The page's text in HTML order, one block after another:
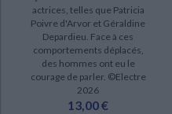
actrices, telles que Patricia
Poivre d'Arvor et Géraldine
Depardieu. Face à ces
comportements déplacés,
des hommes ont eu le
courage de parler. ©Electre
2026
13,00 €